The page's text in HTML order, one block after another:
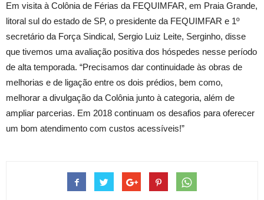
Em visita à Colônia de Férias da FEQUIMFAR, em Praia Grande,
litoral sul do estado de SP, o presidente da FEQUIMFAR e 1º
secretário da Força Sindical, Sergio Luiz Leite, Serginho, disse
que tivemos uma avaliação positiva dos hóspedes nesse período
de alta temporada. “Precisamos dar continuidade às obras de
melhorias e de ligação entre os dois prédios, bem como,
melhorar a divulgação da Colônia junto à categoria, além de
ampliar parcerias. Em 2018 continuam os desafios para oferecer
um bom atendimento com custos acessíveis!”